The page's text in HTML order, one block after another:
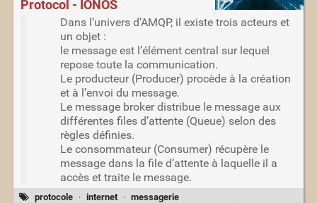
Protocol - IONOS
Dans l’univers d’AMQP, il existe trois acteurs et
un objet :
le message est l’élément central sur lequel
repose toute la communication.
Le producteur (Producer) procède à la création
et à l’envoi du message.
Le message broker distribue le message aux
différentes files d’attente (Queue) selon des
règles définies.
Le consommateur (Consumer) récupère le
message dans la file d’attente à laquelle il a
accès et traite le message.
protocole · internet · messagerie